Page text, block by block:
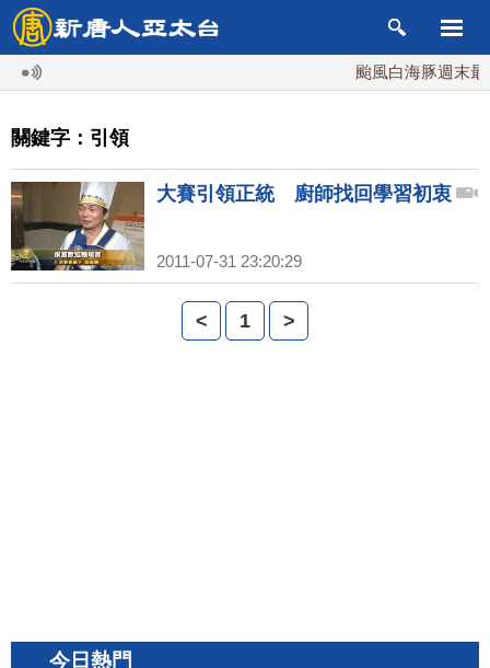
颱風白海豚週末最
關鍵字：引領
大賽引領正統 廚師找回學習初衷
2011-07-31 23:20:29
< 1 >
今日熱門